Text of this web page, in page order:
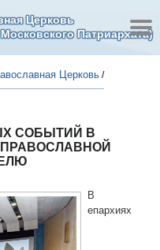
Церковь
Патриархата)
Церковь /
СОБЫТИЙ В
В
епархиях